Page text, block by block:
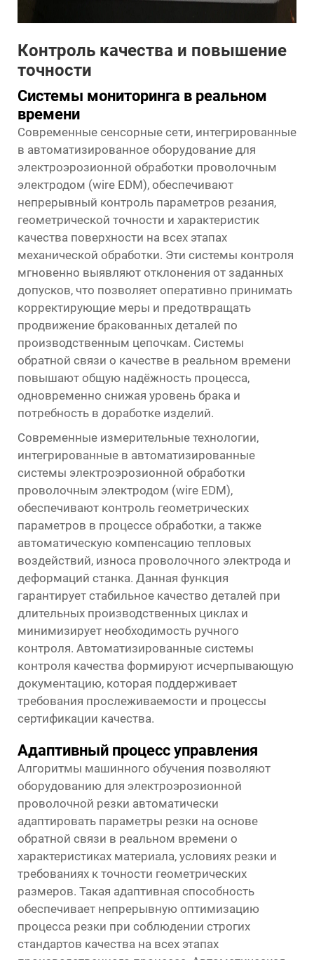
Контроль качества и повышение
точности
Системы мониторинга в реальном
времени
Современные сенсорные сети, интегрированные
в автоматизированное оборудование для
электроэрозионной обработки проволочным
электродом (wire EDM), обеспечивают
непрерывный контроль параметров резания,
геометрической точности и характеристик
качества поверхности на всех этапах
механической обработки. Эти системы контроля
мгновенно выявляют отклонения от заданных
допусков, что позволяет оперативно принимать
корректирующие меры и предотвращать
продвижение бракованных деталей по
производственным цепочкам. Системы
обратной связи о качестве в реальном времени
повышают общую надёжность процесса,
одновременно снижая уровень брака и
потребность в доработке изделий.
Современные измерительные технологии,
интегрированные в автоматизированные
системы электроэрозионной обработки
проволочным электродом (wire EDM),
обеспечивают контроль геометрических
параметров в процессе обработки, а также
автоматическую компенсацию тепловых
воздействий, износа проволочного электрода и
деформаций станка. Данная функция
гарантирует стабильное качество деталей при
длительных производственных циклах и
минимизирует необходимость ручного
контроля. Автоматизированные системы
контроля качества формируют исчерпывающую
документацию, которая поддерживает
требования прослеживаемости и процессы
сертификации качества.
Адаптивный процесс управления
Алгоритмы машинного обучения позволяют
оборудованию для электроэрозионной
проволочной резки автоматически
адаптировать параметры резки на основе
обратной связи в реальном времени о
характеристиках материала, условиях резки и
требованиях к точности геометрических
размеров. Такая адаптивная способность
обеспечивает непрерывную оптимизацию
процесса резки при соблюдении строгих
стандартов качества на всех этапах